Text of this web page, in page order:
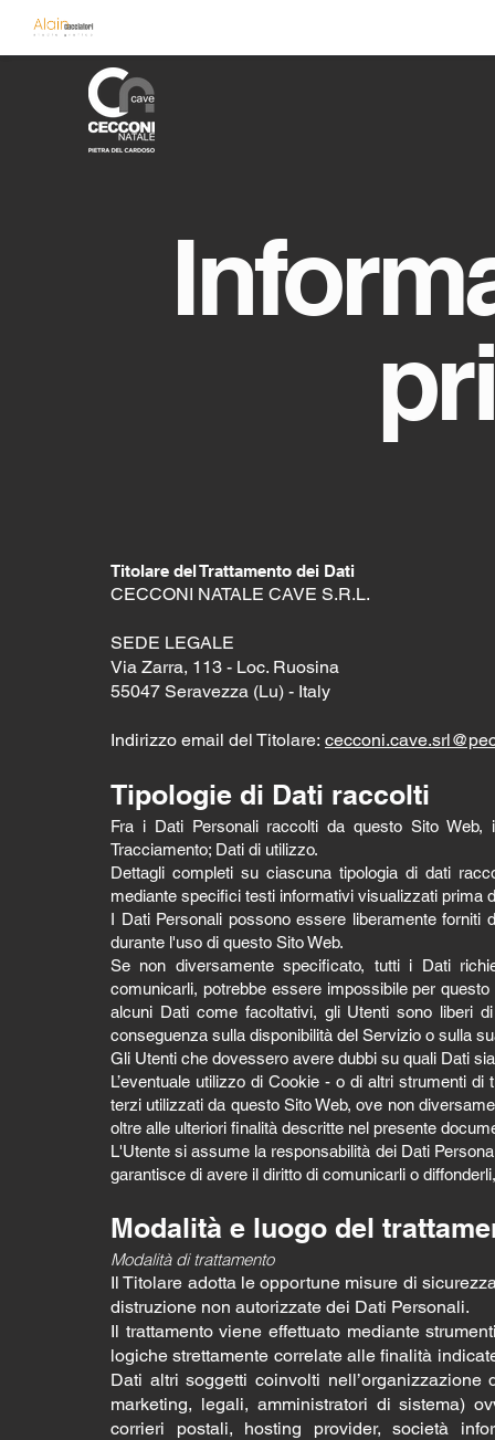
Titolare del Trattamento dei Dati
CECCONI NATALE CAVE S.R.L.
SEDE LEGALE
Via Zarra, 113 - Loc. Ruosina
55047 Seravezza (Lu) - Italy
Indirizzo email del Titolare:
Tipologie di Dati raccolti
Fra i Dati Personali raccolti da questo Sito
Tracciamento; Dati di utilizzo.
Dettagli completi su ciascuna tipologia di dati
mediante specifici testi informativi visualizzati prima
I Dati Personali possono essere liberamente
durante l'uso di questo Sito Web.
Se non diversamente specificato, tutti i Dati
comunicarli, potrebbe essere impossibile per
alcuni Dati come facoltativi, gli Utenti sono liberi
conseguenza sulla disponibilità del Servizio o sulla
Gli Utenti che dovessero avere dubbi su quali Dati
L’eventuale utilizzo di Cookie - o di altri strumenti
terzi utilizzati da questo Sito Web, ove non
oltre alle ulteriori finalità descritte nel presente
L'Utente si assume la responsabilità dei Dati
garantisce di avere il diritto di comunicarli o
Modalità e luogo del
Modalità di trattamento
Il Titolare adotta le opportune misure di
distruzione non autorizzate dei Dati Personali.
Il trattamento viene effettuato mediante
logiche strettamente correlate alle finalità
Dati altri soggetti coinvolti
marketing, legali, amministratori di sistema)
corrieri postali, hosting provider, società